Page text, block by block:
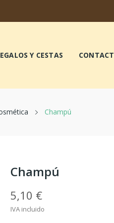
Y CESTAS
Champú
Champú
5,10 €
IVA incluido